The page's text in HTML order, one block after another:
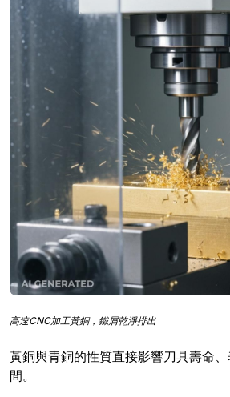
高速CNC加工黃銅，鐵屑乾淨排出
黃銅與青銅的性質直接影響刀具壽命
間。